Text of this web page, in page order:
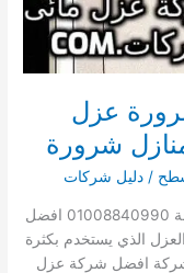
عزل
شرورة
/دليل شركات
افضل شركة عزل مائى بشرورة لايجار الصفحة 01008840990 افضل
الذي يستخدم بكثرة
شركة افضل شركة عزل